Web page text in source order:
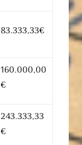
83.333,33€
160.000,00
€
243.333,33
€